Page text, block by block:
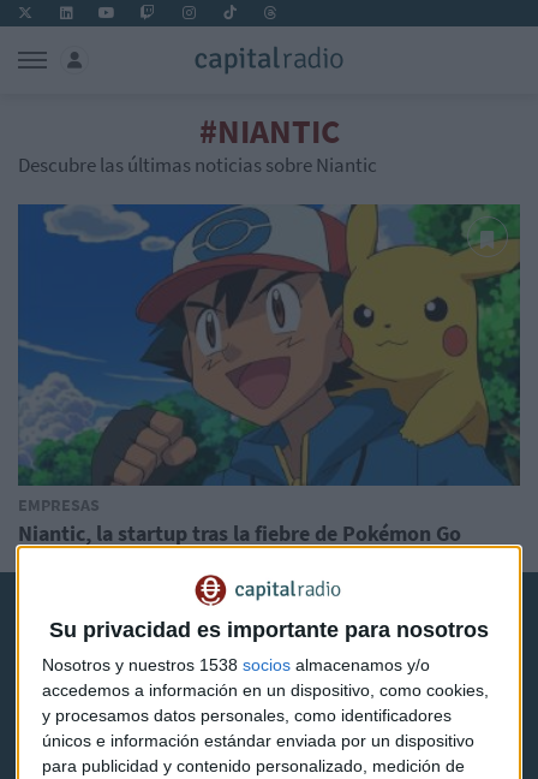
Su privacidad es importante para nosotros
Nosotros y nuestros 1538 socios almacenamos y/o
accedemos a información en un dispositivo, como cookies,
y procesamos datos personales, como identificadores
únicos e información estándar enviada por un dispositivo
para publicidad y contenido personalizado, medición de
#NIANTIC
Descubre las últimas noticias sobre Niantic
EMPRESAS
Niantic, la startup tras la fiebre de Pokémon Go
Capital Radio